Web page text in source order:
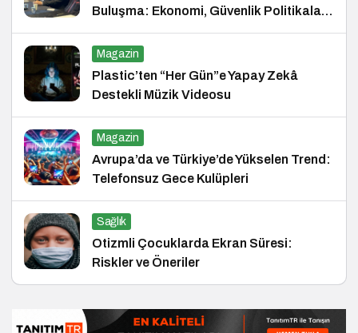
Buluşma: Ekonomi, Güvenlik Politikaları
ve Hukuk Konferansı
Magazin
Plastic’ten “Her Gün”e Yapay Zekâ
Destekli Müzik Videosu
Magazin
Avrupa’da ve Türkiye’de Yükselen Trend:
Telefonsuz Gece Kulüpleri
Sağlık
Otizmli Çocuklarda Ekran Süresi:
Riskler ve Öneriler